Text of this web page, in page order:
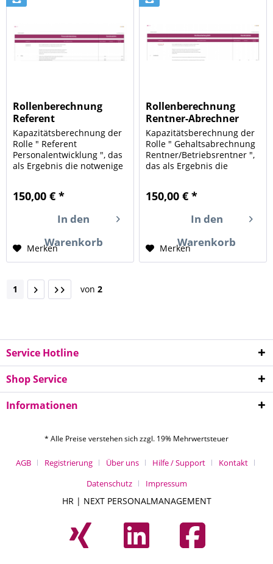
Rollenberechnung
Referent
Personalentwicklung
Kapazitätsberechnung der
Rolle " Referent
Personalentwicklung ", das
als Ergebnis die notwenige
Unternehmen
und Mengengerüste
zur...
150,00 € *
In den
Warenkorb
Merken
Rollenberechnung
Rentner-Abrechner
Kapazitätsberechnung der
Rolle " Gehaltsabrechnung
Rentner/Betriebsrentner ",
das als Ergebnis die
in Ihrem Unternehmen
und Mengengerüste
Instrument...
150,00 € *
In den
Warenkorb
Merken
1 von 2
Service Hotline
Shop Service
Informationen
* Alle Preise verstehen sich zzgl. 19% Mehrwertsteuer
AGB Registrierung Über uns Hilfe / Support
Kontakt
Datenschutz
Impressum
HR | NEXT PERSONALMANAGEMENT